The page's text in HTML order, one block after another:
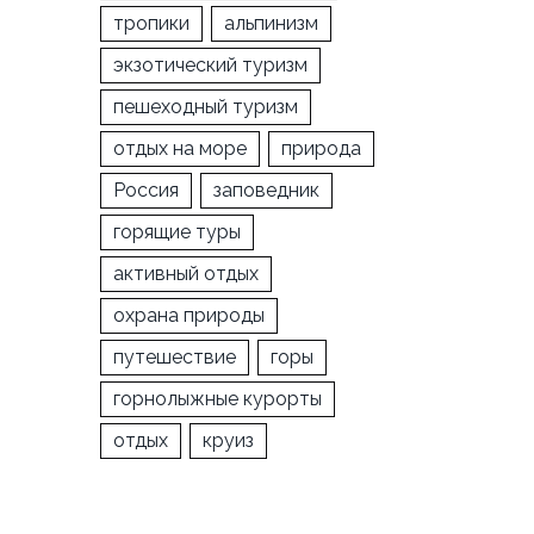
тропики
альпинизм
экзотический туризм
пешеходный туризм
отдых на море
природа
Россия
заповедник
горящие туры
активный отдых
охрана природы
путешествие
горы
горнолыжные курорты
отдых
круиз